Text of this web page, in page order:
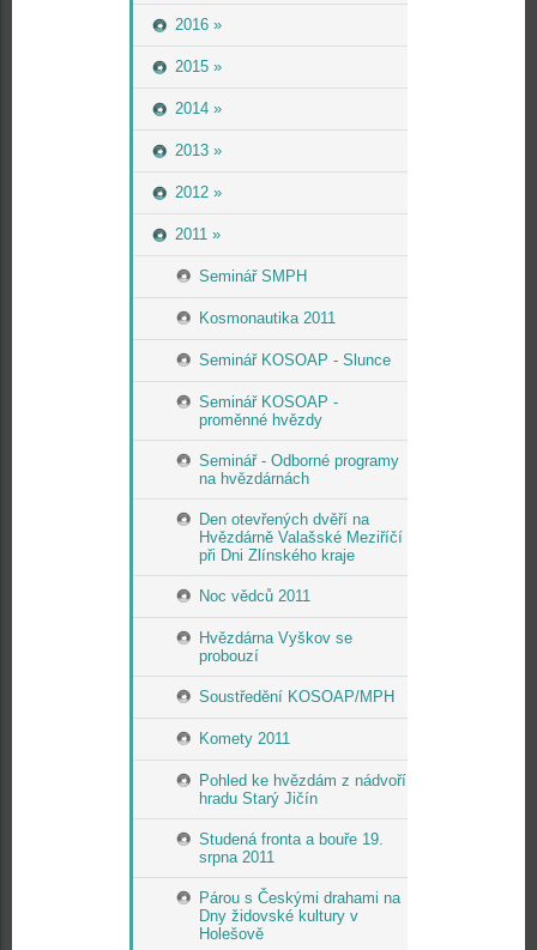
2016 »
2015 »
2014 »
2013 »
2012 »
2011 »
Seminář SMPH
Kosmonautika 2011
Seminář KOSOAP - Slunce
Seminář KOSOAP -
proměnné hvězdy
Seminář - Odborné programy
na hvězdárnách
Den otevřených dvěří na
Hvězdárně Valašské Meziříčí
při Dni Zlínského kraje
Noc vědců 2011
Hvězdárna Vyškov se
probouzí
Soustředění KOSOAP/MPH
Komety 2011
Pohled ke hvězdám z nádvoří
hradu Starý Jičín
Studená fronta a bouře 19.
srpna 2011
Párou s Českými drahami na
Dny židovské kultury v
Holešově